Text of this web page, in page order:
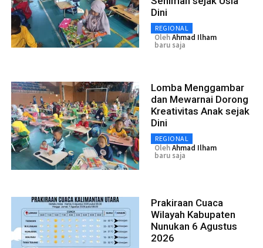
Dini
REGIONAL
OlehAhmad Ilham
baru saja
Lomba Menggambar
dan Mewarnai Dorong
Kreativitas Anak sejak
Dini
REGIONAL
OlehAhmad Ilham
baru saja
Prakiraan Cuaca
Wilayah Kabupaten
Nunukan 6 Agustus
2026